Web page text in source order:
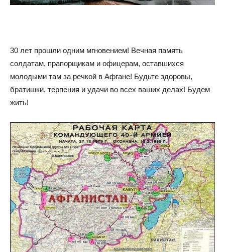
30 лет прошли одним мгновением! Вечная память
солдатам, прапорщикам и офицерам, оставшихся
молодыми там за речкой в Афгане! Будьте здоровы,
братишки, терпения и удачи во всех ваших делах! Будем
жить!